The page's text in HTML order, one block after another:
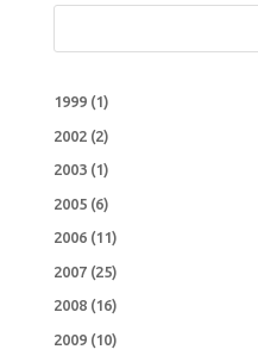
1999(1)
2002(2)
2003(1)
2005(6)
2006(11)
2007(25)
2008(16)
2009(10)